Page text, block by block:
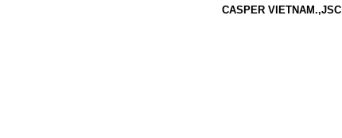
CASPER VIETNAM.,JSC